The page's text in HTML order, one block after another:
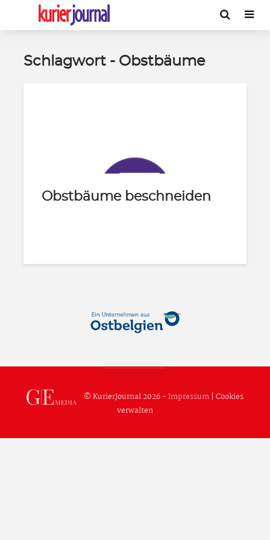
Schlagwort - Obstbäume
Obstbäume beschneiden
© KurierJournal 2026 -Impressum| Cookies
verwalten